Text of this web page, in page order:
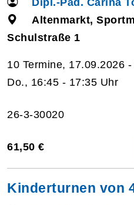
Altenmarkt,
Schulstraße 1
10 Termine, 17.09.2026
Do., 16:45 - 17:35 Uhr
26-3-30020
61,50 €
Kinderturnen von